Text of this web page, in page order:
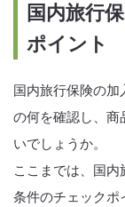
国内旅行
ポイント
国内旅行保険の
の何を確認し、商
いでしょうか。
ここまでは、国
条件のチェックポ